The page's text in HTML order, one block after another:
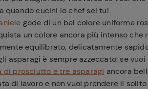
quando cucini lo chef sei tu!
gode di un bel colore uniforme
un colore ancora più intenso che
equilibrato, delicatamente
asparagi è sempre azzeccato: se
di prosciutto e tre asparagi ancora
di lavoro e non vuoi prendere il